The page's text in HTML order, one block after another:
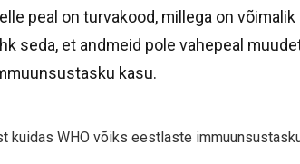
peal on turvakood, millega on
seda, et andmeid pole vahepeal
kasu.
kuidas WHO võiks eestlaste